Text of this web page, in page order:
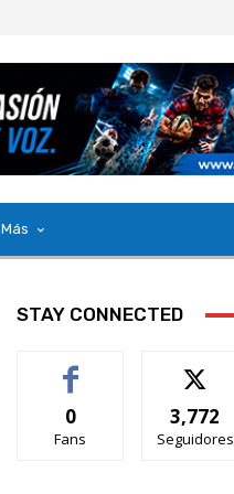
Más
STAY CONNECTED
0
Fans
3,772
Seguidores